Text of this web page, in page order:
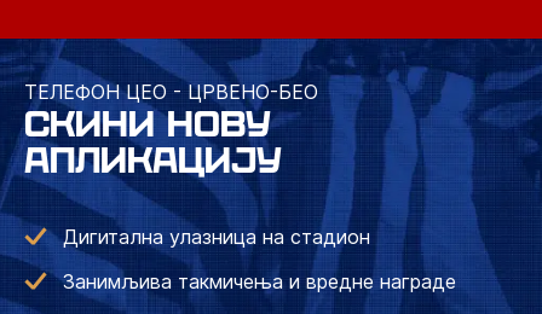
ТЕЛЕФОН ЦЕО - ЦРВЕНО-БЕО
СКИНИ НОВУ
АПЛИКАЦИЈУ
Дигитална улазница на стадион
Занимљива такмичења и вредне награде